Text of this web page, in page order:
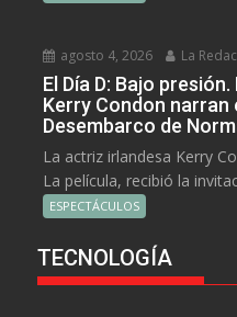
agosto 4, 2026 La
El Día D: Bajo
Kerry Condon narran
Desembarco de
La actriz irlandesa Kerry
La película, recibió la
ESPECTÁCULOS
TECNOLOGÍA